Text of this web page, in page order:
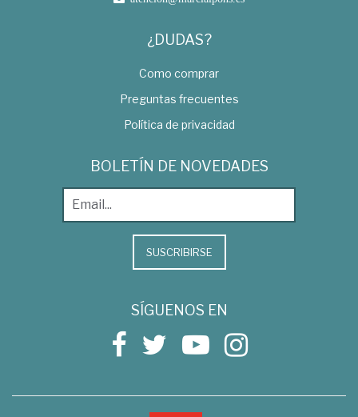
¿DUDAS?
Como comprar
Preguntas frecuentes
Política de privacidad
BOLETÍN DE NOVEDADES
SUSCRIBIRSE
SÍGUENOS EN